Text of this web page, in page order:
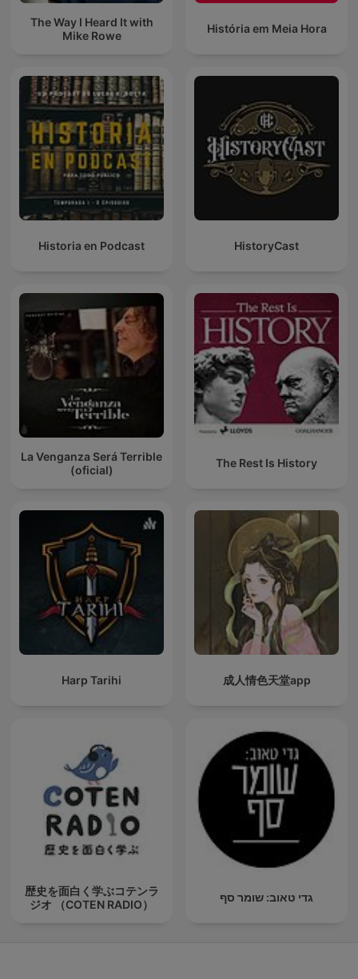
The Way I Heard It with
Mike Rowe
História em Meia Hora
Historia en Podcast HistoryCast
La Venganza Será Terrible
(oficial)
The Rest Is History
Harp Tarihi 成人情色天堂app
歴史を面白く学ぶコテンラ
ジオ （COTEN RADIO）
גדי טאוב: שומר סף